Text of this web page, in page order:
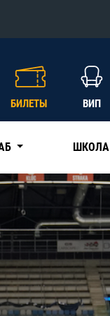
БИЛЕТЫ ВИП
ШКОЛА